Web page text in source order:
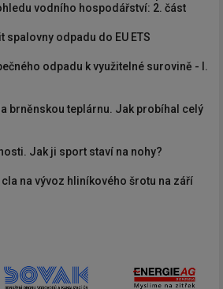
vodního hospodářství: 2. část
spalovny odpadu do EU ETS
odpadu k využitelné surovině - I.
brněnskou teplárnu. Jak probíhal celý
Jak ji sport staví na nohy?
na vývoz hliníkového šrotu na září